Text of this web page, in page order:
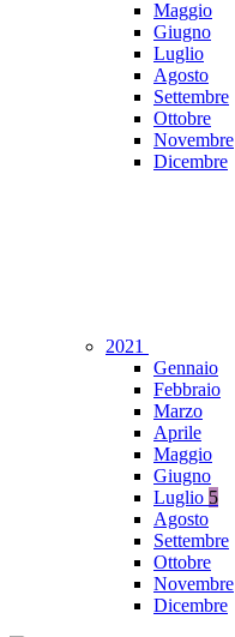
Maggio
Giugno
Luglio
Agosto
Settembre
Ottobre
Novembre
Dicembre
2021
Gennaio
Febbraio
Marzo
Aprile
Maggio
Giugno
Luglio 5
Agosto
Settembre
Ottobre
Novembre
Dicembre